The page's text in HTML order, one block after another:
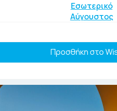
Εσωτερικό
Αύγουστος
Προσθήκη στο